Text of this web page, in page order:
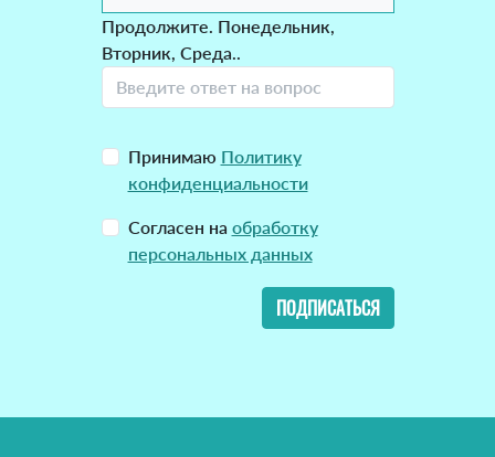
Продолжите. Понедельник,
Вторник, Среда..
Принимаю Политику
конфиденциальности
Согласен на обработку
персональных данных
ПОДПИСАТЬСЯ